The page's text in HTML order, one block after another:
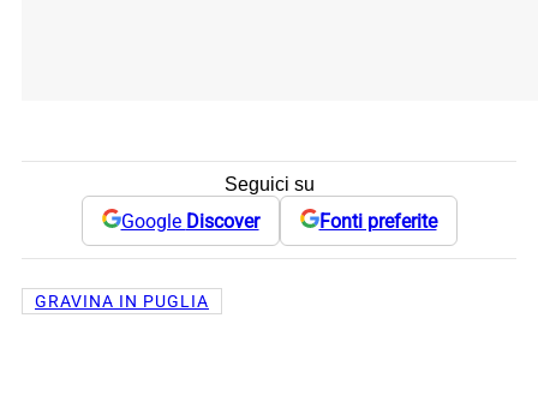
Seguici su
Google Discover Fonti preferite
GRAVINA IN PUGLIA